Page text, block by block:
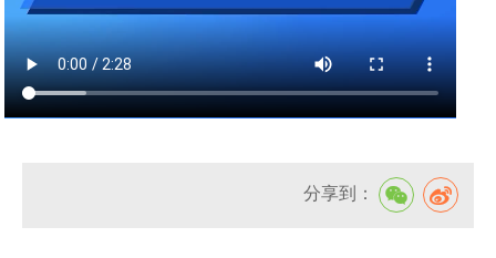
分享到：